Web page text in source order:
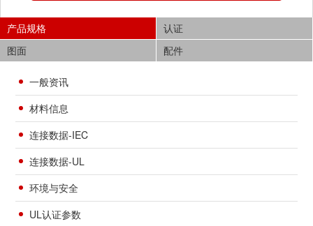
产品规格
认证
图面
配件
一般资讯
材料信息
连接数据-IEC
连接数据-UL
环境与安全
UL认证参数